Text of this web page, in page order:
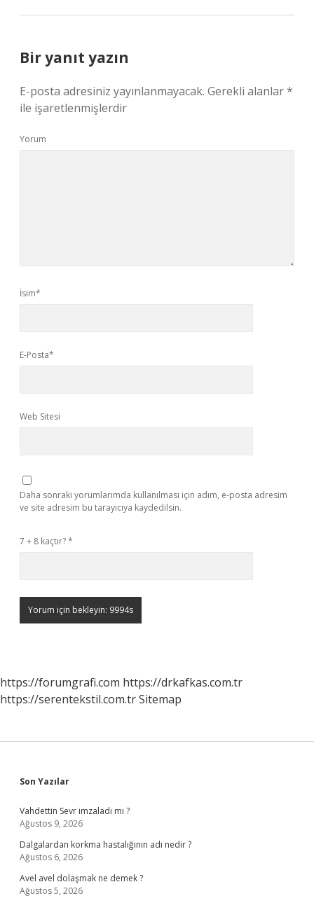
Bir yanıt yazın
E-posta adresiniz yayınlanmayacak. Gerekli alanlar*
ile işaretlenmişlerdir
Yorum
İsim*
E-Posta*
Web Sitesi
Daha sonraki yorumlarımda kullanılması için adım, e-posta adresim
ve site adresim bu tarayıcıya kaydedilsin.
7 + 8 kaçtır?*
https://forumgrafi.com https://drkafkas.com.tr
https://serentekstil.com.trSitemap
Sidebar
Son Yazılar
Vahdettin Sevr imzaladı mı ?
Ağustos 9, 2026
Dalgalardan korkma hastalığının adı nedir ?
Ağustos 6, 2026
Avel avel dolaşmak ne demek ?
Ağustos 5, 2026